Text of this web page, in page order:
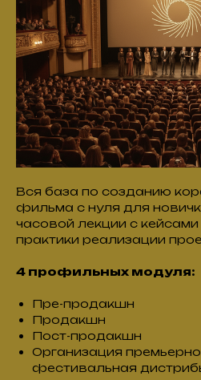
Вся база по созданию
фильма с нуля для
часовой лекции с
практики реализации
4 профильных модуля:
Пре-продакшн
Продакшн
Пост-продакшн
Организация
фестивальная